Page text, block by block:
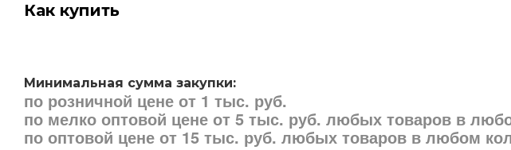
Как купить
Минимальная сумма закупки:
по розничной цене от 1 тыс. руб.
по мелко оптовой цене от 5 тыс. руб. любых товаров в
по оптовой цене от 15 тыс. руб. любых товаров в любом